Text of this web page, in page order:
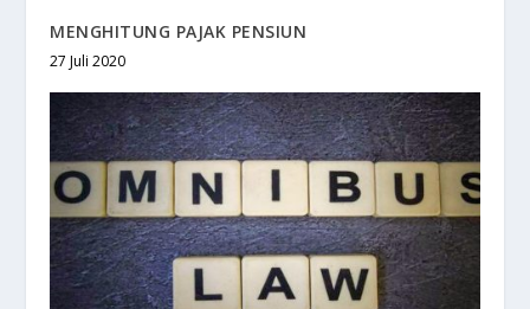
MENGHITUNG PAJAK PENSIUN
27 Juli 2020